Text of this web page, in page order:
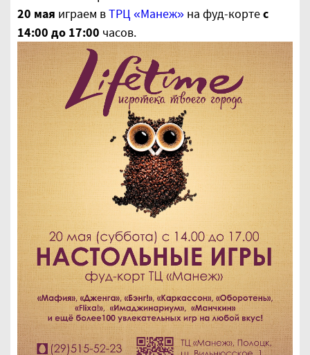
20 мая играем вТРЦ «Манеж» на фуд-кортес
14:00 до 17:00 часов.